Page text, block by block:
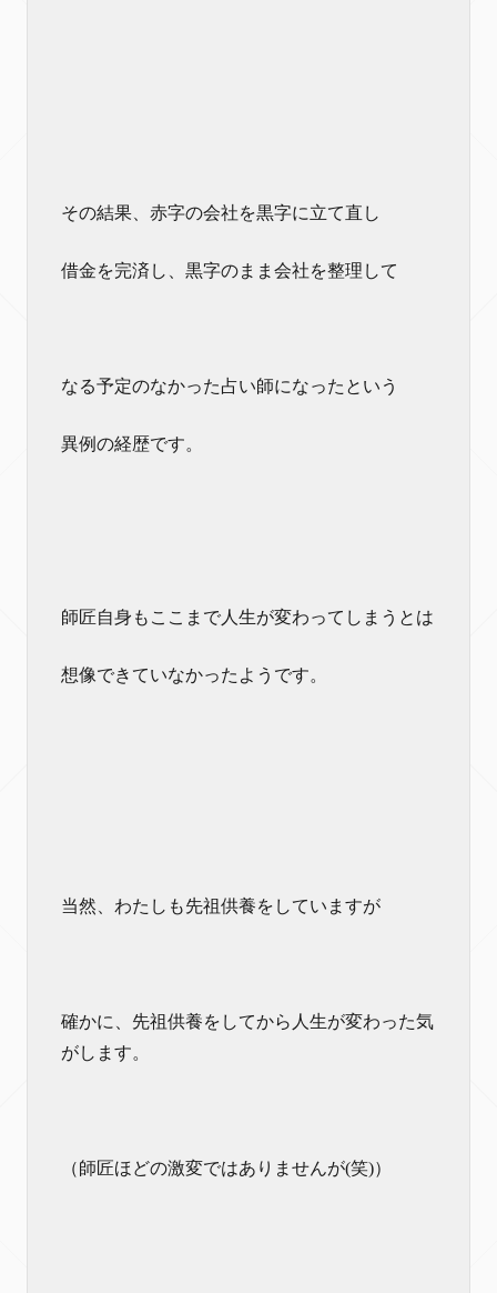
その結果、赤字の会社を黒字に立て直し
借金を完済し、黒字のまま会社を整理して
なる予定のなかった占い師になったという
異例の経歴です。
師匠自身もここまで人生が変わってしまうとは
想像できていなかったようです。
当然、わたしも先祖供養をしていますが
確かに、先祖供養をしてから人生が変わった気
がします。
（師匠ほどの激変ではありませんが(笑)）